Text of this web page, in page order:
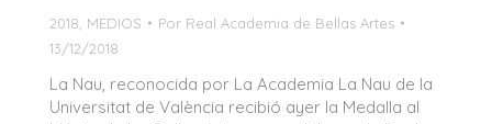
2018 MEDIOS Por Real Academia de Bellas Artes
13/12/2018
La Nau, reconocida por La Academia La Nau de la
Universitat de València recibió ayer la Medalla al